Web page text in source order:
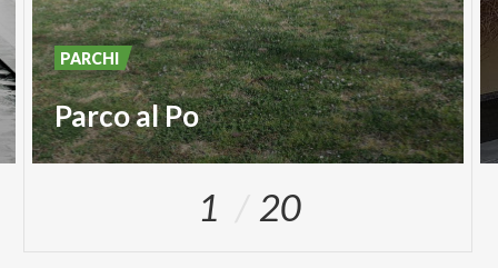
Parco al Po
PARCHI
1 20